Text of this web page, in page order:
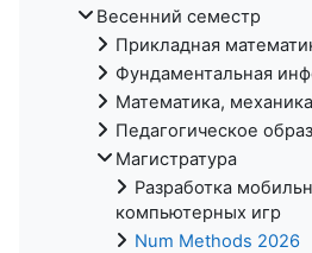
Весенний семестр
Прикладная
Фундаментальная
Математика, механика
Педагогическое
Магистратура
Разработка
компьютерных игр
Num Methods 2026